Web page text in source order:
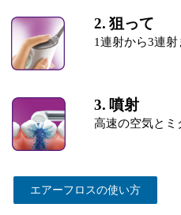
2. 狙って
1連射から3連
3. 噴射
高速の空気とミ
エアーフロスの使 い 方